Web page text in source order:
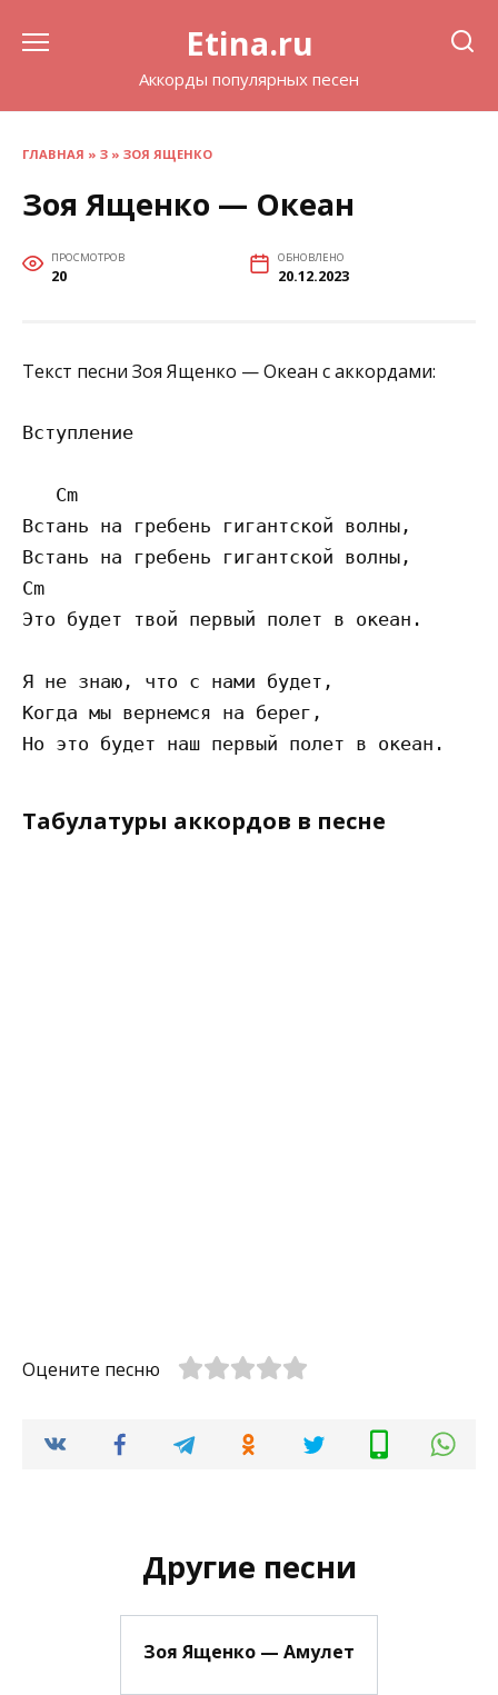
Etina.ru
Аккорды популярных песен
ГЛАВНАЯ » З » ЗОЯ ЯЩЕНКО
Зоя Ященко — Океан
ПРОСМОТРОВ
20
ОБНОВЛЕНО
20.12.2023
Текст песни Зоя Ященко — Океан с аккордами:
Вступление
   Cm
Встань на гребень гигантской волны,
Встань на гребень гигантской волны,
Cm
Это будет твой первый полет в океан.
Я не знаю, что с нами будет,
Когда мы вернемся на берег,
Табулатуры аккордов в песне
Оцените песню
Другие песни
Зоя Ященко — Амулет